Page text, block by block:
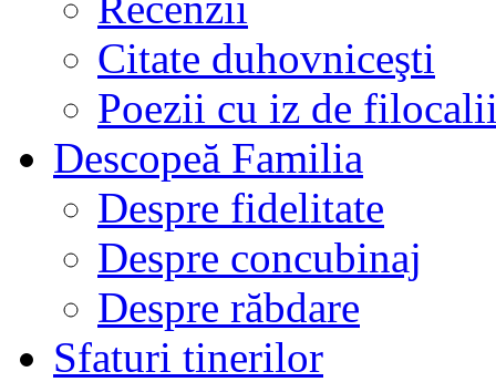
Citate duhovniceşti
Poezii cu iz de
Descopeă Familia
Despre fidelitate
Despre concubinaj
Despre răbdare
Sfaturi tinerilor